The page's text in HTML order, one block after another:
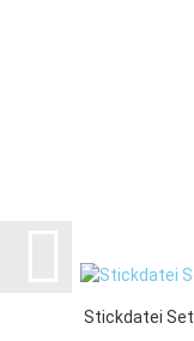
Stickdatei Set